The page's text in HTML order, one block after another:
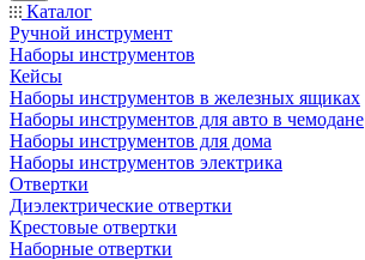
Каталог
Ручной инструмент
Наборы инструментов
Кейсы
Наборы инструментов в железных ящиках
Наборы инструментов для авто в чемодане
Наборы инструментов для дома
Наборы инструментов электрика
Отвертки
Диэлектрические отвертки
Крестовые отвертки
Наборные отвертки